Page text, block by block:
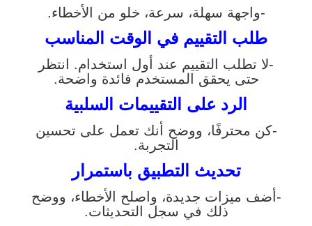
-واجهة سهلة، سرعة، خلو من الأخطاء.
طلب التقييم في الوقت المناسب
-لا تطلب التقييم عند أول استخدام. انتظر
حتى يحقق المستخدم فائدة واضحة.
الرد على التقييمات السلبية
-كن محترفًا، ووضح أنك تعمل على تحسين
التجربة.
تحديث التطبيق باستمرار
-أضف ميزات جديدة، واصلح الأخطاء، ووضح
ذلك في سجل التحديثات.